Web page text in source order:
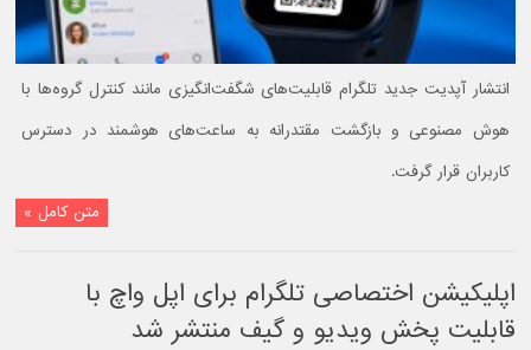
انتشار آپدیت جدید تلگرام قابلیت‌های شگفت‌انگیزی مانند کنترل گروه‌ها با
هوش مصنوعی و بازگشت مقتدرانه به ساعت‌های هوشمند در دسترس
کاربران قرار گرفت.
متن کامل »
اپلیکیشن اختصاصی تلگرام برای اپل واچ با
قابلیت پخش ویدیو و گیف منتشر شد